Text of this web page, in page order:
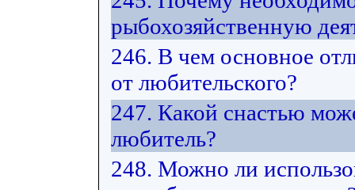
рыбохозяйственную
246. В чем основное
от любительского?
247. Какой снастью
любитель?
248. Можно ли